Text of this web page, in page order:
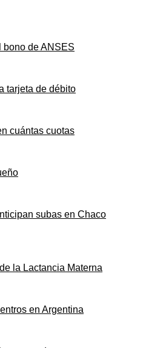
bono de ANSES
tarjeta de débito
cuántas cuotas
subas en Chaco
la Lactancia Materna
en Argentina